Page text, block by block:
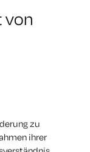
von
zu
ihrer